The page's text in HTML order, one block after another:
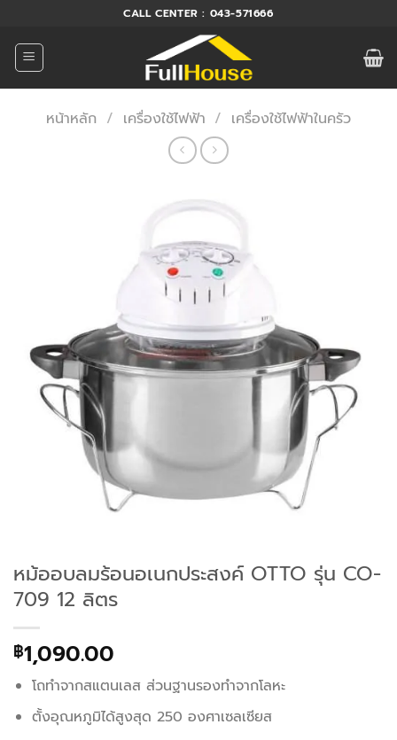
ยัง
เนื้อหา
CALL CENTER : 043-571666
หน้าหลัก / เครื่องใช้ไฟฟ้า / เครื่องใช้ไฟฟ้าในครัว
หม้ออบลมร้อนอเนกประสงค์ OTTO รุ่น CO-
709 12 ลิตร
฿1,090.00
โถทำจากสแตนเลส ส่วนฐานรองทำจากโลหะ
ตั้งอุณหภูมิได้สูงสุด 250 องศาเซลเซียส